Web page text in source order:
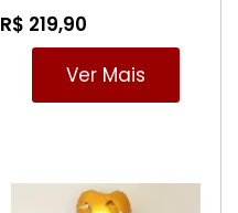
R$ 219,90
Ver Mais